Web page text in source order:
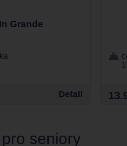
Grande
Detail
seniory